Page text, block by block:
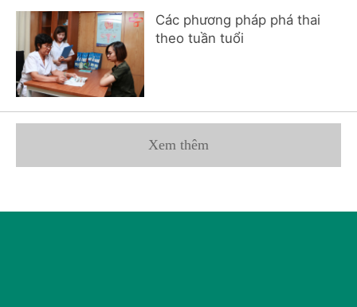
Các phương pháp phá thai
theo tuần tuổi
Xem thêm